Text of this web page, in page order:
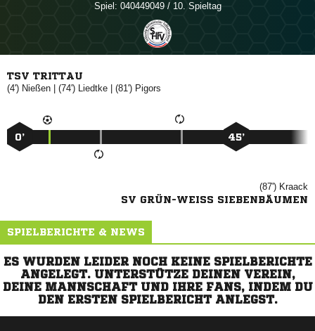
Spiel: 040449049 / 10. Spieltag
TSV TRITTAU
(4')  | (74')  | (81') 
0’ 45’
(87') 
SV GRÜN-WEISS SIEBENBÄUMEN
SPIELBERICHTE & NEWS
ES WURDEN LEIDER NOCH KEINE SPIELBERICHTE
ANGELEGT. UNTERSTÜTZE DEINEN VEREIN,
DEINE MANNSCHAFT UND IHRE FANS, INDEM DU
DEN ERSTEN SPIELBERICHT ANLEGST.